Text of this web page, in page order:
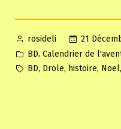
Posted
by
rosideli
21
Posted
in
BD, Calendrier de
Tags:
BD, Drole, histoire, Noel,